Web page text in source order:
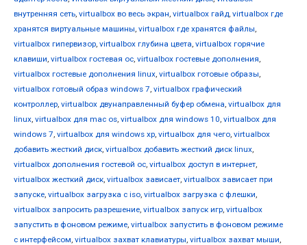
внутренняя сеть, virtualbox во весь экран, virtualbox гайд, virtualbox где
хранятся виртуальные машины, virtualbox где хранятся файлы,
virtualbox гипервизор, virtualbox глубина цвета, virtualbox горячие
клавиши, virtualbox гостевая ос, virtualbox гостевые дополнения,
virtualbox гостевые дополнения linux, virtualbox готовые образы,
virtualbox готовый образ windows 7, virtualbox графический
контроллер, virtualbox двунаправленный буфер обмена, virtualbox для
linux, virtualbox для mac os, virtualbox для windows 10, virtualbox для
windows 7, virtualbox для windows xp, virtualbox для чего, virtualbox
добавить жесткий диск, virtualbox добавить жесткий диск linux,
virtualbox дополнения гостевой ос, virtualbox доступ в интернет,
virtualbox жесткий диск, virtualbox зависает, virtualbox зависает при
запуске, virtualbox загрузка с iso, virtualbox загрузка с флешки,
virtualbox запросить разрешение, virtualbox запуск игр, virtualbox
запустить в фоновом режиме, virtualbox запустить в фоновом режиме
с интерфейсом, virtualbox захват клавиатуры, virtualbox захват мыши,